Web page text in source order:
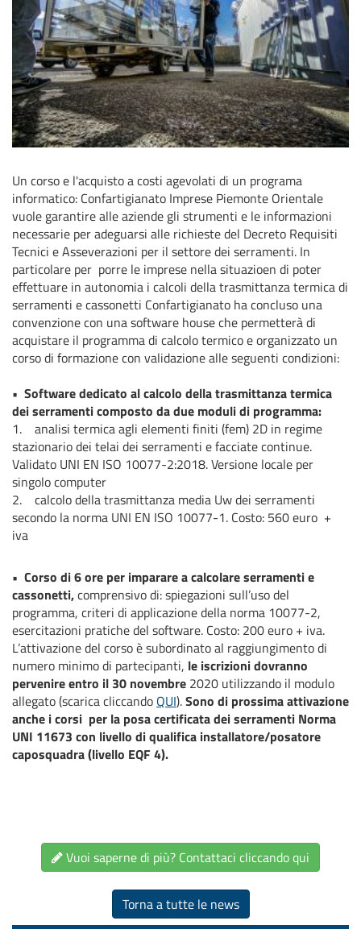
Un corso e l'acquisto a costi agevolati di un programa
informatico: Confartigianato Imprese Piemonte Orientale
vuole garantire alle aziende gli strumenti e le informazioni
necessarie per adeguarsi alle richieste del Decreto Requisiti
Tecnici e Asseverazioni per il settore dei serramenti. In
particolare per porre le imprese nella situazioen di poter
effettuare in autonomia i calcoli della trasmittanza termica di
serramenti e cassonetti Confartigianato ha concluso una
convenzione con una software house che permetterà di
acquistare il programma di calcolo termico e organizzato un
corso di formazione con validazione alle seguenti condizioni:
• Software dedicato al calcolo della trasmittanza termica
dei serramenti composto da due moduli di programma:
1. analisi termica agli elementi finiti (fem) 2D in regime
stazionario dei telai dei serramenti e facciate continue.
Validato UNI EN ISO 10077-2:2018. Versione locale per
singolo computer
2. calcolo della trasmittanza media Uw dei serramenti
secondo la norma UNI EN ISO 10077-1. Costo: 560 euro +
iva
• Corso di 6 ore per imparare a calcolare serramenti e
cassonetti,comprensivo di: spiegazioni sull’uso del
programma, criteri di applicazione della norma 10077-2,
esercitazioni pratiche del software. Costo: 200 euro + iva.
L’attivazione del corso è subordinato al raggiungimento di
numero minimo di partecipanti, le iscrizioni dovranno
pervenire entro il 30 novembre 2020 utilizzando il modulo
allegato (scarica cliccando QUI).Sono di prossima attivazione
anche i corsi per la posa certificata dei serramenti Norma
UNI 11673 con livello di qualifica installatore/posatore
caposquadra (livello EQF 4).
Vuoi saperne di più? Contattaci cliccando qui
Torna a tutte le news